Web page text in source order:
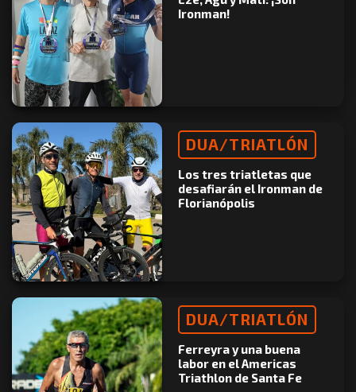
Ironman!
DUA/TRIATLÓN
Los tres triatletas que
desafiarán el Ironman de
Florianópolis
DUA/TRIATLÓN
Ferreyra y una buena
labor en el Americas
Triathlon de Santa Fe